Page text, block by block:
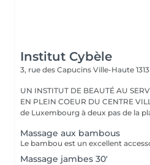
Institut Cybèle
3, rue des Capucins Ville-Haute 1313
UN INSTITUT DE BEAUTÉ AU
EN PLEIN COEUR DU CENTRE VILLE Situé en plein centre
de Luxembourg à deux pas de la
Massage aux bambous
Massage jambes 30'